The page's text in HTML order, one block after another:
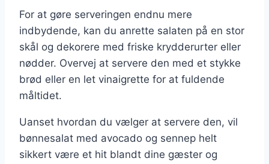
For at gøre serveringen endnu mere
indbydende, kan du anrette salaten på en stor
skål og dekorere med friske krydderurter eller
nødder. Overvej at servere den med et stykke
brød eller en let vinaigrette for at fuldende
måltidet.
Uanset hvordan du vælger at servere den, vil
bønnesalat med avocado og sennep helt
sikkert være et hit blandt dine gæster og